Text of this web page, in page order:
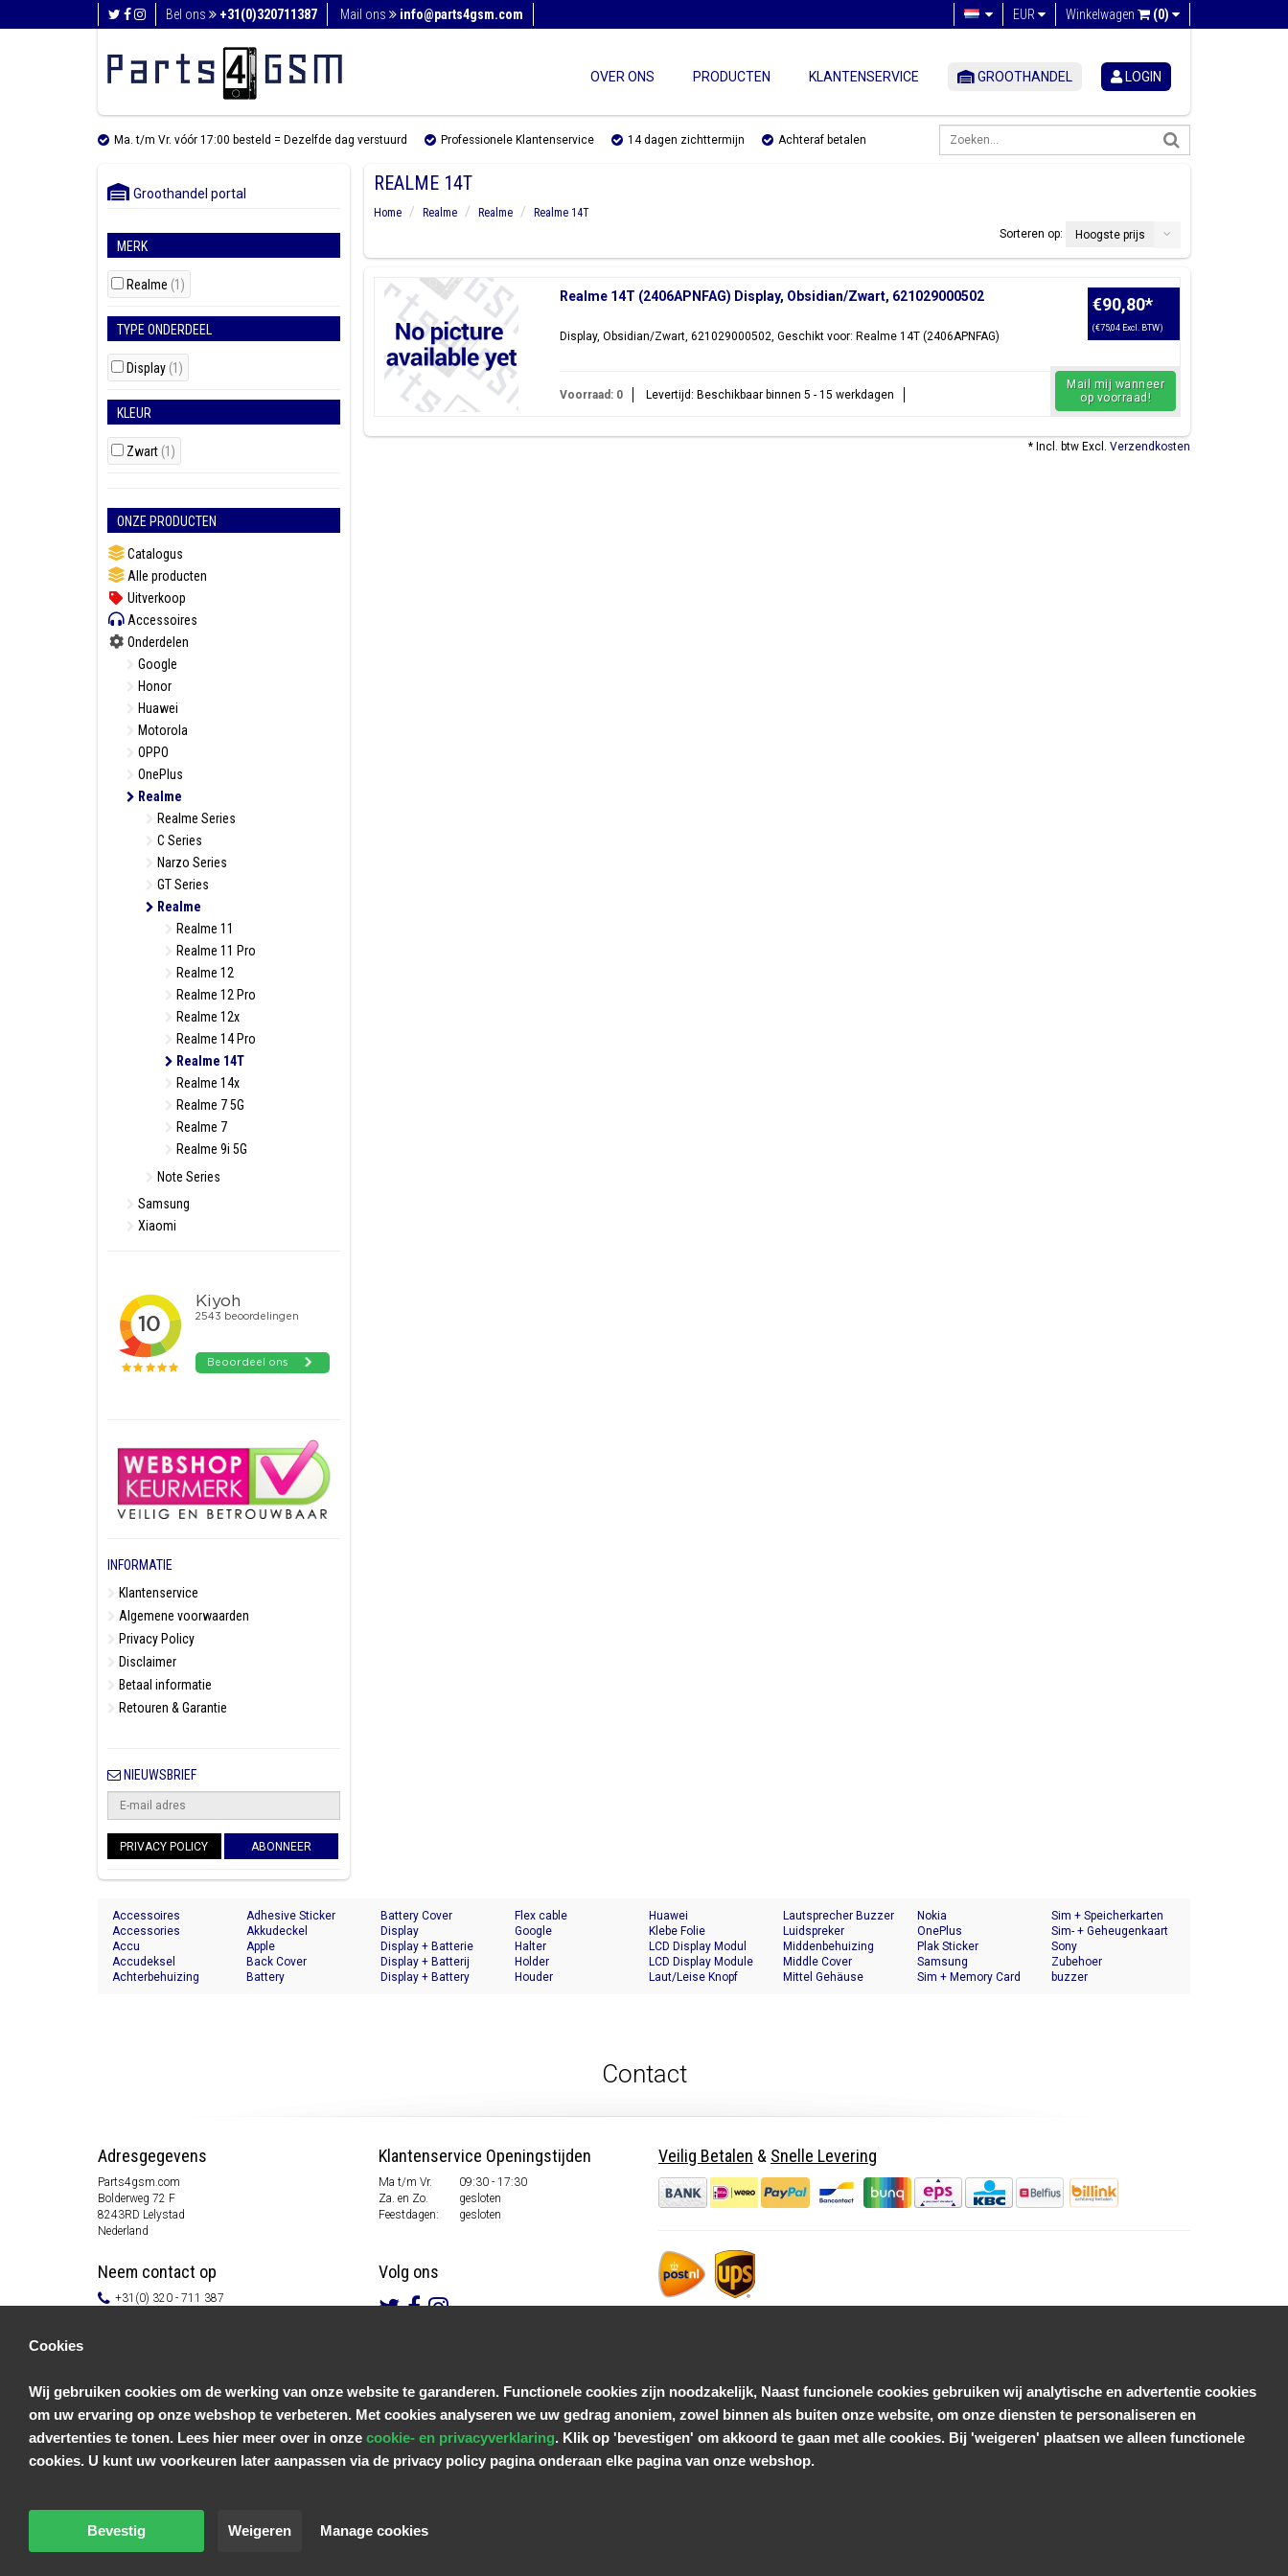
Bel ons +31(0)320711387 Mail ons info@parts4gsm.com Winkelwagen (0)
EUR
OVER ONS PRODUCTEN KLANTENSERVICE GROOTHANDEL LOGIN
Ma. t/m Vr. vóór 17:00 besteld = Dezelfde dag verstuurd Professionele Klantenservice 14 dagen zichttermijn Achteraf betalen
Groothandel portal
MERK
Realme (1)
TYPE ONDERDEEL
Display (1)
KLEUR
Zwart (1)
ONZE PRODUCTEN
Catalogus
Alle producten
Uitverkoop
Accessoires
Onderdelen
Google
Honor
Huawei
Motorola
OPPO
OnePlus
Realme
Realme Series
C Series
Narzo Series
GT Series
Realme
Realme 11
Realme 11 Pro
Realme 12
Realme 12 Pro
Realme 12x
Realme 14 Pro
Realme 14T
Realme 14x
Realme 7 5G
Realme 7
Realme 9i 5G
Note Series
Samsung
Xiaomi
INFORMATIE
Klantenservice
Algemene voorwaarden
Privacy Policy
Disclaimer
Betaal informatie
Retouren & Garantie
NIEUWSBRIEF
PRIVACY POLICY ABONNEER
REALME 14T
Home Realme Realme
Realme 14T
Sorteren op:
Hoogste prijs
Realme 14T (2406APNFAG) Display, Obsidian/Zwart, 621029000502
Display, Obsidian/Zwart, 621029000502, Geschikt voor: Realme 14T (2406APNFAG)
€90,80*
(€75,04 Excl. BTW)
Voorraad: 0 Levertijd: Beschikbaar binnen 5 - 15 werkdagen
Mail mij wanneer
op voorraad!
* Incl. btw Excl. Verzendkosten
Accessoires
Accessories
Accu
Accudeksel
Achterbehuizing
Adhesive Sticker
Akkudeckel
Apple
Back Cover
Battery
Battery Cover
Display
Display + Batterie
Display + Batterij
Display + Battery
Flex cable
Google
Halter
Holder
Houder
Huawei
Klebe Folie
LCD Display Modul
LCD Display Module
Laut/Leise Knopf
Lautsprecher Buzzer
Luidspreker
Middenbehuizing
Middle Cover
Mittel Gehäuse
Nokia
OnePlus
Plak Sticker
Samsung
Sim + Memory Card
Sim + Speicherkarten
Halter
Sim- + Geheugenkaart
Houder
Sony
Zubehoer
buzzer
Contact
Adresgegevens
Parts4gsm.com
Bolderweg 72 F
8243RD Lelystad
Nederland
Neem contact op
+31(0) 320 - 711 387
Klantenservice
Algemene voorwaarden
Privacy Policy
Disclaimer
Betaal informatie
Klantenservice Openingstijden
Ma t/m Vr.
09:30 - 17:30
Za. en Zo.
gesloten
Feestdagen:
gesloten
Volg ons
Veilig Betalen & Snelle Levering
Cookies
Wij gebruiken cookies om de werking van onze website te garanderen. Functionele cookies zijn noodzakelijk, Naast funcionele cookies gebruiken wij analytische en advertentie cookies
om uw ervaring op onze webshop te verbeteren. Met cookies analyseren we uw gedrag anoniem, zowel binnen als buiten onze website, om onze diensten te personaliseren en
advertenties te tonen. Lees hier meer over in onze cookie- en privacyverklaring. Klik op 'bevestigen' om akkoord te gaan met alle cookies. Bij 'weigeren' plaatsen we alleen functionele
cookies. U kunt uw voorkeuren later aanpassen via de privacy policy pagina onderaan elke pagina van onze webshop.
Bevestig Weigeren Manage cookies